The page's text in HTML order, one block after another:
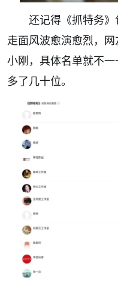
还记得《抓特务
走面风波愈演愈烈，
小刚，具体名单就不一
多了几十位。